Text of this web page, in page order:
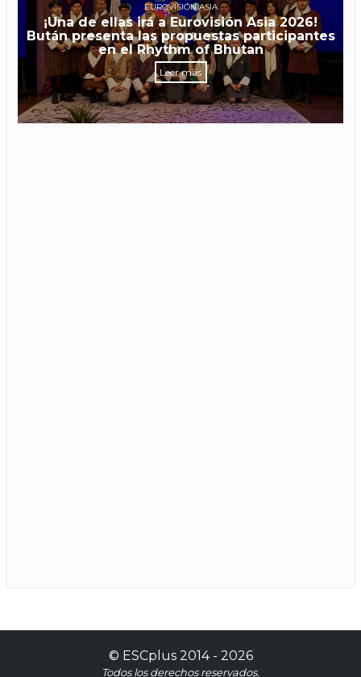
EUROVISIÓN ASIA
¡Una de ellas irá a Eurovisión Asia 2026!
Bután presenta las propuestas participantes
en el Rhythm of Bhutan
Leer más
© ESCplus2014 - 2026
Todos los derechos reservados.